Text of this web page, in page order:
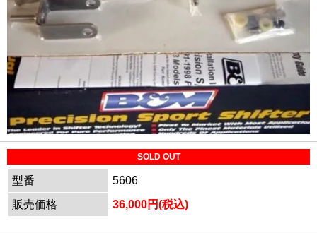
SOLD OUT
型番
5606
販売価格
36,000円(税込)